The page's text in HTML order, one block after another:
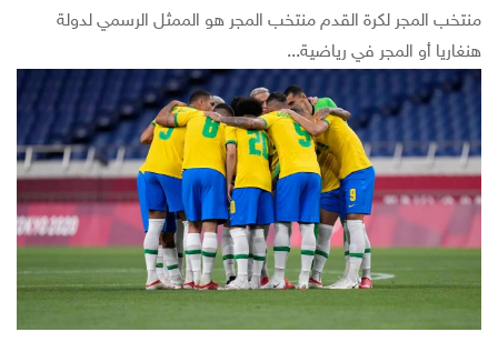
منتخب المجر لكرة القدم منتخب المجر هو الممثل الرسمي لدولة
هنغاريا أو المجر في رياضية...